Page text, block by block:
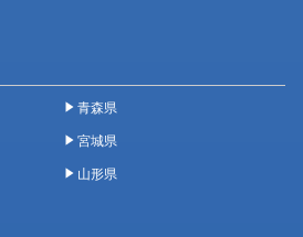
青森県
宮城県
山形県